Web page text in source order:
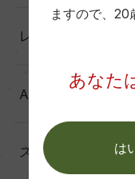
レポート（137）
Another Story（39
スタッフのつぶや
ますので、 20
あなた
は